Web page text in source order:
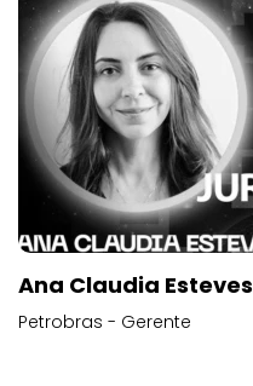
Ana Claudia Esteves
Petrobras - Gerente